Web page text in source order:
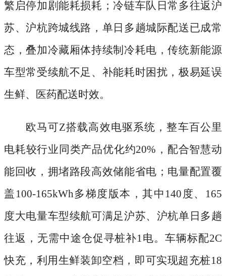
繁启停加剧能耗损耗；冷链车队日常多往返沪
苏、沪杭跨城线路，单日多趟城际配送已成常
态，叠加冷藏厢体持续制冷耗电，传统新能源
车型常受续航不足、补能耗时困扰，极易延误
生鲜、医药配送时效。
欧马可Z搭载高效电驱系统，整车百公里
电耗较行业同类产品优化约20%，配合智慧动
能回收，拥堵路段高效储能省电；电量配置覆
盖100-165kWh多梯度版本，其中140度、165
度大电量车型续航可满足沪苏、沪杭单日多趟
往返，无需中途仓促寻桩补1电。车辆标配2C
快充，利用生鲜装卸空档，即可实现超充桩18